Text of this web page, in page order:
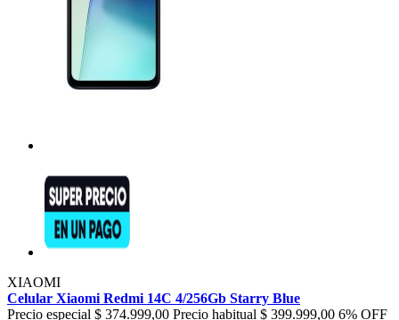
XIAOMI
Celular Xiaomi Redmi 14C 4/256Gb Starry Blue
Precio especial $ 374.999,00 Precio habitual $ 399.999,00 6% OFF